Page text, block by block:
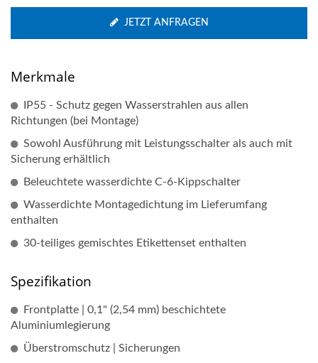
JETZT ANFRAGEN
Merkmale
IP55 - Schutz gegen Wasserstrahlen aus allen
Richtungen (bei Montage)
Sowohl Ausführung mit Leistungsschalter als auch mit
Sicherung erhältlich
Beleuchtete wasserdichte C-6-Kippschalter
Wasserdichte Montagedichtung im Lieferumfang
enthalten
30-teiliges gemischtes Etikettenset enthalten
Spezifikation
Frontplatte | 0,1" (2,54 mm) beschichtete
Aluminiumlegierung
Überstromschutz | Sicherungen